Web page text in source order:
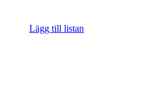
Lägg till listan